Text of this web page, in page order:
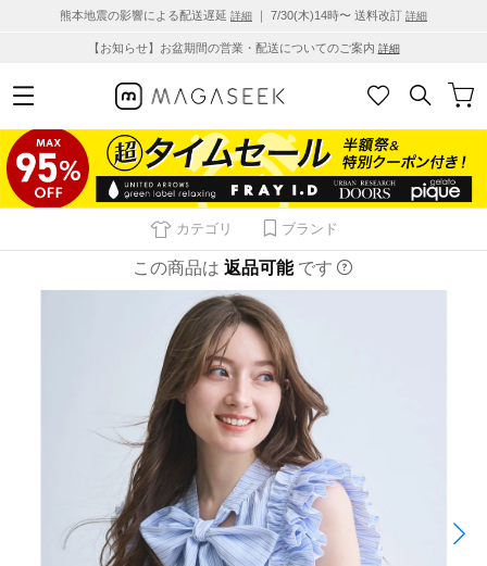
熊本地震の影響による配送遅延 詳細 ｜ 7/30(木)14時〜 送料改訂 詳細
【お知らせ】お盆期間の営業・配送についてのご案内 詳細
カテゴリ ブランド
この商品は 返品可能 です